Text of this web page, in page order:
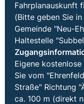
Fahrplanauskunft
(Bitte geben Sie
Gemeinde "Neu-
Haltestelle
Eigene
Sie vom
Straße" Richtung
ca. 100 m (direkt